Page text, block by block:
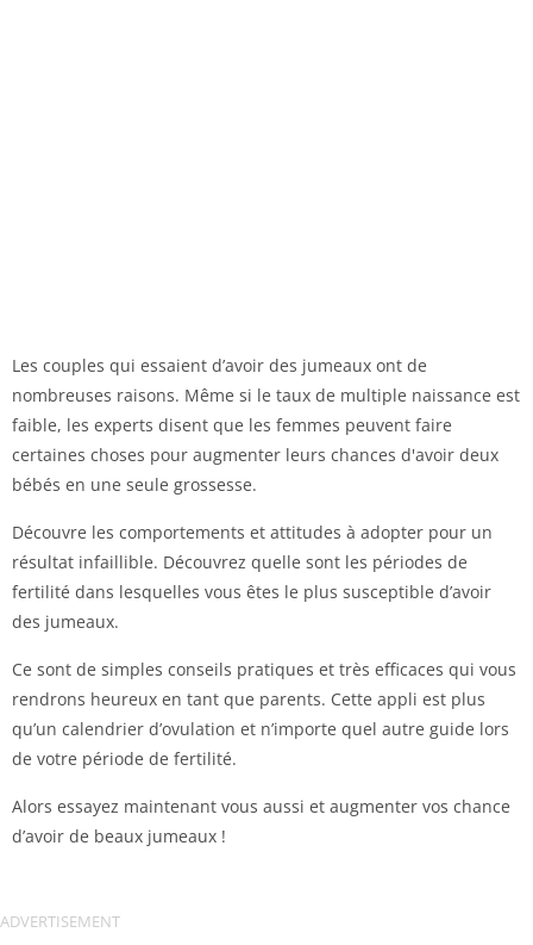
Les couples qui essaient d’avoir des jumeaux ont de
nombreuses raisons. Même si le taux de multiple naissance est
faible, les experts disent que les femmes peuvent faire
certaines choses pour augmenter leurs chances d'avoir deux
bébés en une seule grossesse.
Découvre les comportements et attitudes à adopter pour un
résultat infaillible. Découvrez quelle sont les périodes de
fertilité dans lesquelles vous êtes le plus susceptible d’avoir
des jumeaux.
Ce sont de simples conseils pratiques et très efficaces qui vous
rendrons heureux en tant que parents. Cette appli est plus
qu’un calendrier d’ovulation et n’importe quel autre guide lors
de votre période de fertilité.
Alors essayez maintenant vous aussi et augmenter vos chance
d’avoir de beaux jumeaux !